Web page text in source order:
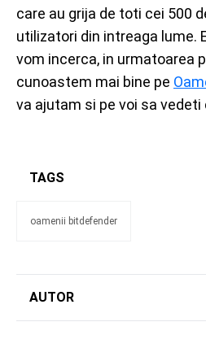
care au grija de toti cei 500
utilizatori din intreaga lume.
vom incerca, in urmatoarea
cunoastem mai bine pe
va ajutam si pe voi sa
TAGS
oamenii bitdefender
AUTOR